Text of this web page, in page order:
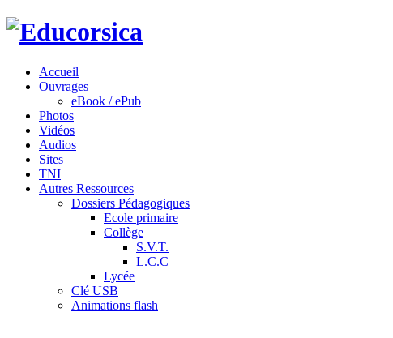
Accueil
Ouvrages
eBook / ePub
Photos
Vidéos
Audios
Sites
TNI
Autres Ressources
Dossiers Pédagogiques
Ecole primaire
Collège
S.V.T.
L.C.C
Lycée
Clé USB
Animations flash